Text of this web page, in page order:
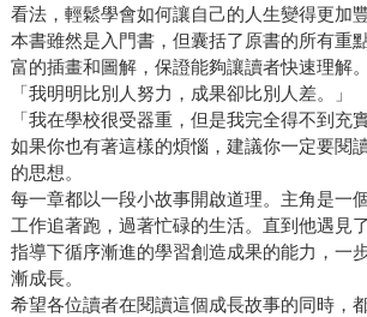
看法，輕鬆學會如何讓自己的人生變得更加
本書雖然是入門書，但囊括了原書的所有重
富的插畫和圖解，保證能夠讓讀者快速理解。
「我明明比別人努力，成果卻比別人差。」
「我在學校很受器重，但是我完全得不到充
如果你也有著這樣的煩惱，建議你一定要閱
的思想。
每一章都以一段小故事開啟道理。主角是一
工作追著跑，過著忙碌的生活。直到他遇見
指導下循序漸進的學習創造成果的能力，一
漸成長。
希望各位讀者在閱讀這個成長故事的同時，